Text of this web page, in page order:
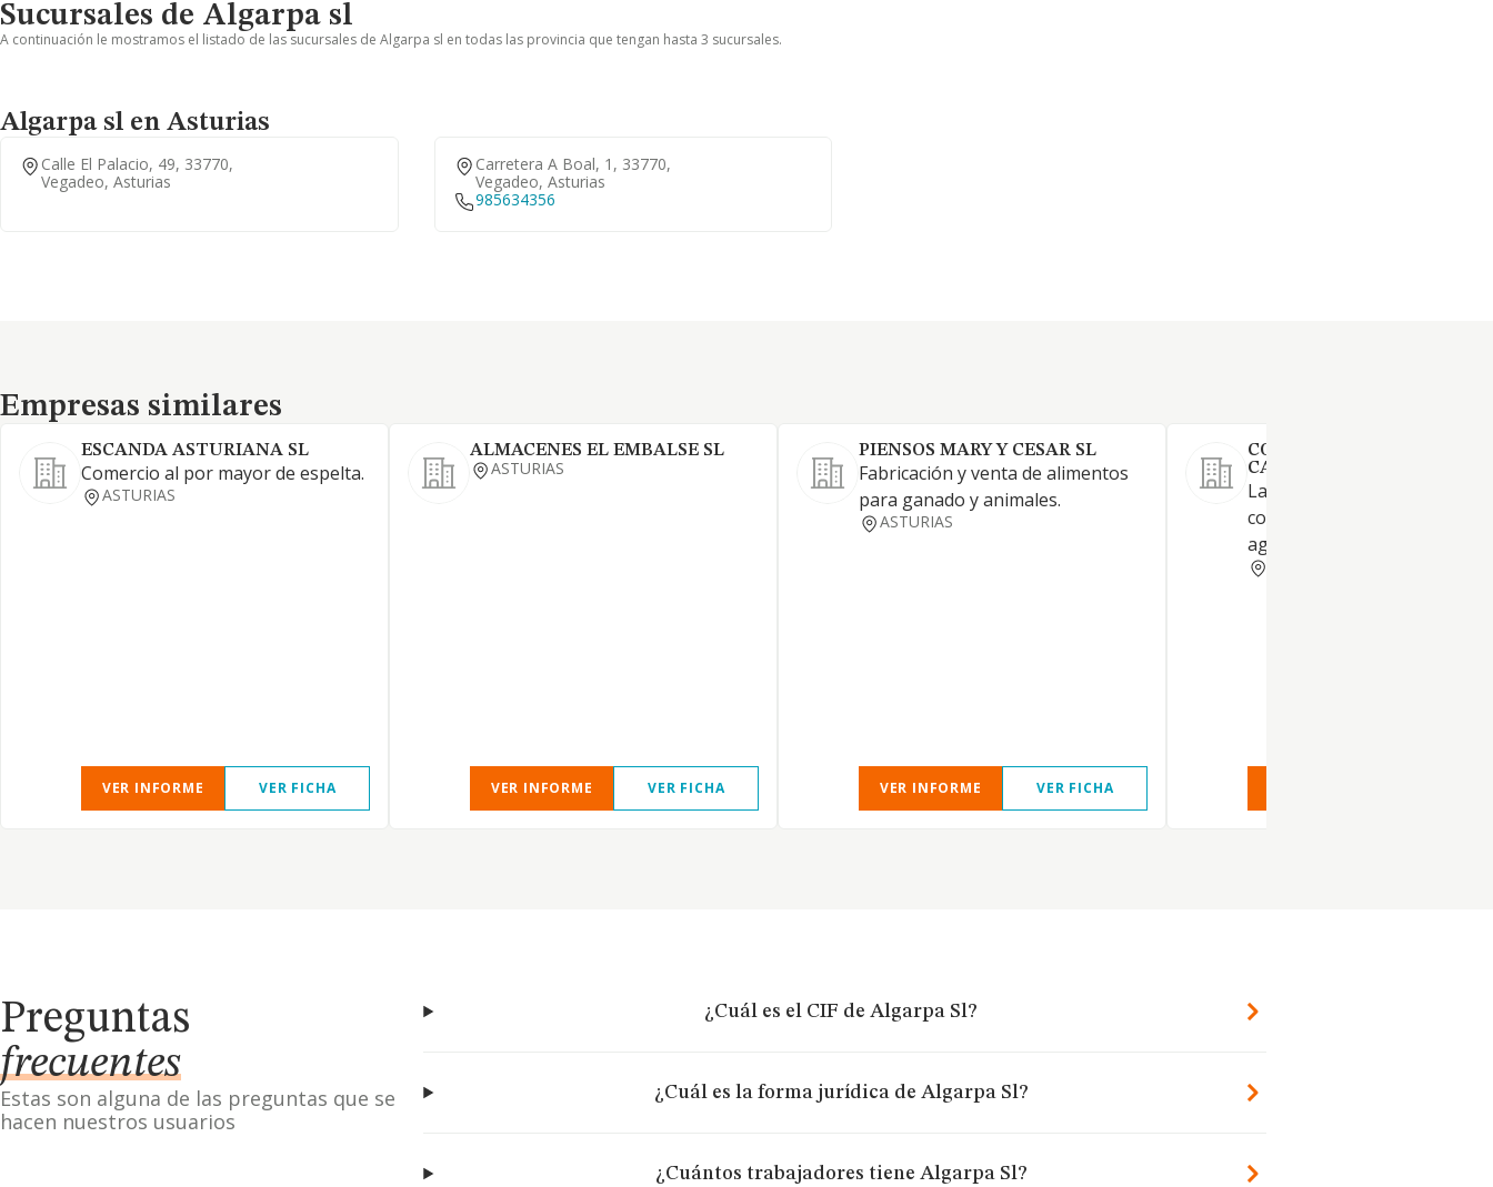
Sucursales de Algarpa sl
A continuación le mostramos el listado de las sucursales de Algarpa sl en todas las provincia que tengan hasta 3 sucursales.
Algarpa sl en Asturias
Calle El Palacio, 49, 33770,
Vegadeo, Asturias
Carretera A Boal, 1, 33770,
Vegadeo, Asturias
985634356
Empresas similares
Empresas similares
ESCANDA ASTURIANA SL
Comercio al por mayor de espelta.
ASTURIAS
VER INFORME VER FICHA
ALMACENES EL EMBALSE SL
ASTURIAS
VER INFORME VER FICHA
PIENSOS MARY Y CESAR SL
Fabricación y venta de alimentos
para ganado y animales.
ASTURIAS
VER INFORME VER FICHA
COOP AGROPECUARIA DE
CANGAS DEL NARCEA
La principal actividad es la
comercialización de
agricolas para sus asociados.
Preguntas
frecuentes
Estas son alguna de las preguntas que se
hacen nuestros usuarios
¿Cuál es el CIF de Algarpa Sl?
¿Cuál es la forma jurídica de Algarpa Sl?
¿Cuántos trabajadores tiene Algarpa Sl?